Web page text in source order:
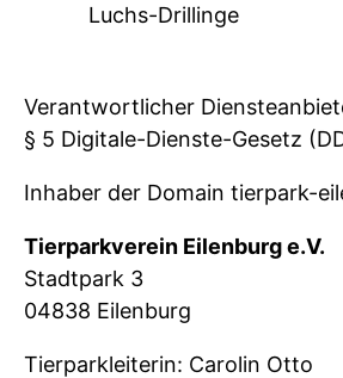
Luchs-Drillinge
Verantwortlicher
§ 5 Digitale-Dienste-Gesetz
Inhaber der Domain tierpark-
Tierparkverein Eilenburg e.V.
Stadtpark 3
04838 Eilenburg
Tierparkleiterin: Carolin Otto